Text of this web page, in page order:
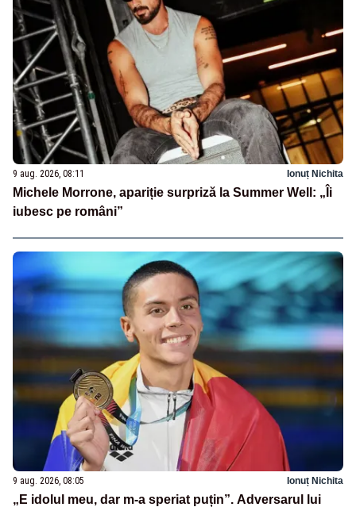
9 aug. 2026, 08:11 Ionuț Nichita
Michele Morrone, apariție surpriză la Summer Well: „Îi
iubesc pe români”
9 aug. 2026, 08:05 Ionuț Nichita
„E idolul meu, dar m-a speriat puțin”. Adversarul lui